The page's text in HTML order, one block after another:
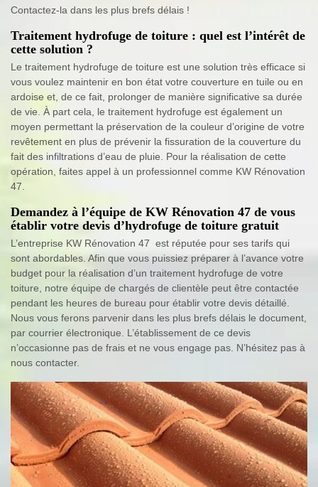
Contactez-la dans les plus brefs délais !
Traitement hydrofuge de toiture : quel est l’intérêt de
cette solution ?
Le traitement hydrofuge de toiture est une solution très efficace si
vous voulez maintenir en bon état votre couverture en tuile ou en
ardoise et, de ce fait, prolonger de manière significative sa durée
de vie. À part cela, le traitement hydrofuge est également un
moyen permettant la préservation de la couleur d’origine de votre
revêtement en plus de prévenir la fissuration de la couverture du
fait des infiltrations d’eau de pluie. Pour la réalisation de cette
opération, faites appel à un professionnel comme KW Rénovation
47.
Demandez à l’équipe de KW Rénovation 47 de vous
établir votre devis d’hydrofuge de toiture gratuit
L’entreprise KW Rénovation 47 est réputée pour ses tarifs qui
sont abordables. Afin que vous puissiez préparer à l’avance votre
budget pour la réalisation d’un traitement hydrofuge de votre
toiture, notre équipe de chargés de clientèle peut être contactée
pendant les heures de bureau pour établir votre devis détaillé.
Nous vous ferons parvenir dans les plus brefs délais le document,
par courrier électronique. L’établissement de ce devis
n’occasionne pas de frais et ne vous engage pas. N’hésitez pas à
nous contacter.